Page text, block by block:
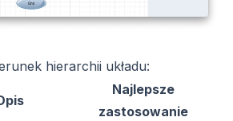
hierarchii układu:
Najlepsze
zastosowanie